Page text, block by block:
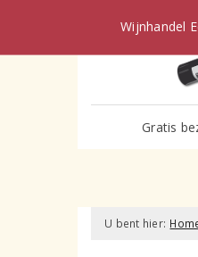
Gratis
Wijnhandel
U bent hier: